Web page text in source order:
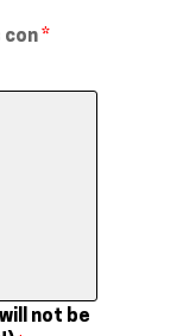
con *
not be